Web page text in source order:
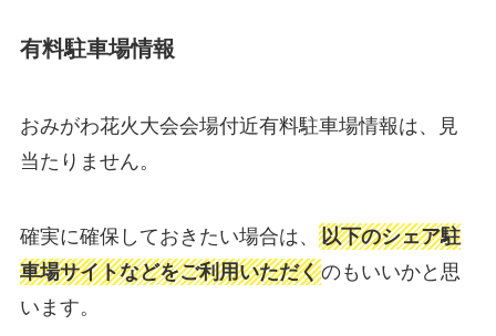
有料駐車場情報
おみがわ花火大会会場付近有料駐車場情報は、見
当たりません。
確実に確保しておきたい場合は、 以下のシェア駐
車場サイトなどをご利用いただくのもいいかと思
います。